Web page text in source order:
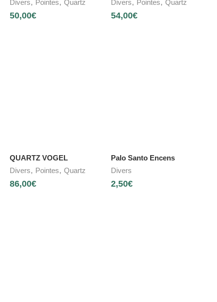
Divers, Pointes, Quartz
50,00€
Divers, Pointes, Quartz
54,00€
QUARTZ VOGEL
Divers, Pointes, Quartz
86,00€
Palo Santo Encens
Divers
2,50€